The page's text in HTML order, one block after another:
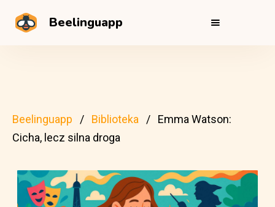
Beelinguapp
Beelinguapp Biblioteka
Emma Watson:
Cicha, lecz silna droga